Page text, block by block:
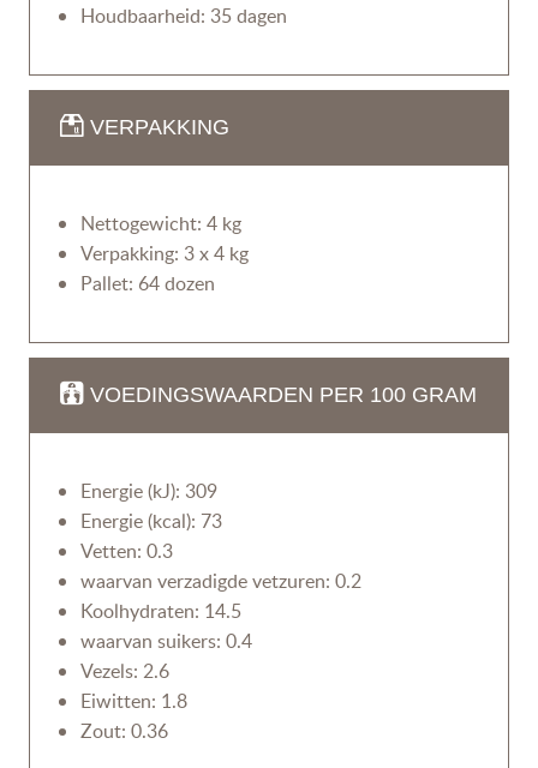
Houdbaarheid: 35 dagen
VERPAKKING
Nettogewicht: 4 kg
Verpakking: 3 x 4 kg
Pallet: 64 dozen
VOEDINGSWAARDEN PER 100 GRAM
Energie (kJ): 309
Energie (kcal): 73
Vetten: 0.3
waarvan verzadigde vetzuren: 0.2
Koolhydraten: 14.5
waarvan suikers: 0.4
Vezels: 2.6
Eiwitten: 1.8
Zout: 0.36